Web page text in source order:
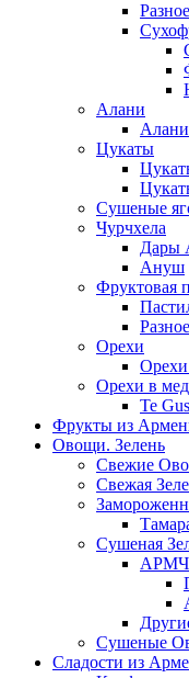
Разное
Алани
Цукаты
Сушеные
Чурчхела
Дары
Ануш
Фруктовая
Разное
Орехи
Орехи в
Te
Фрукты из
Овощи. Зелень
Свежие
Свежая
Сушеная
Сушеные
Сладости из